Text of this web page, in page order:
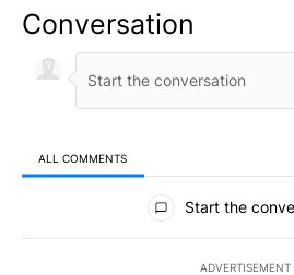
Conversation
ALL COMMENTS
All Comments
Start the
ADVERTISEMENT